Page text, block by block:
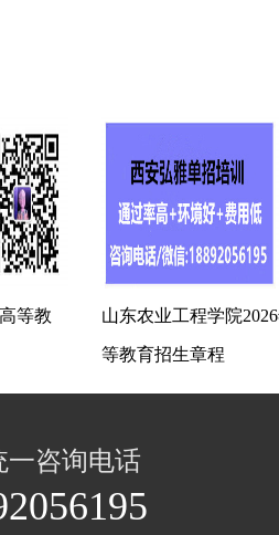
等教 山东农业工程学院
等教育招生章程
一咨询电话